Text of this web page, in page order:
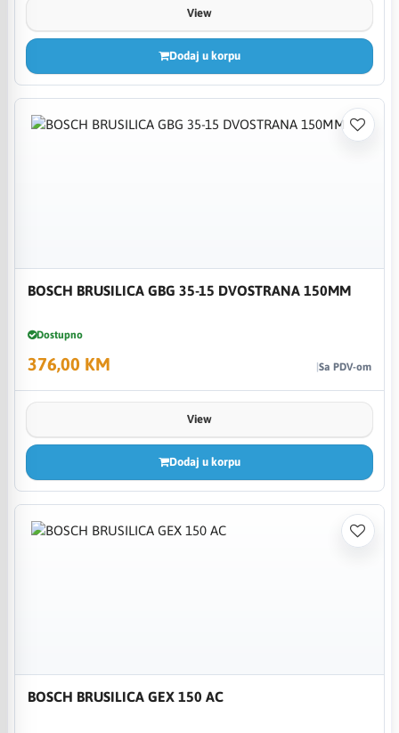
View
Dodaj u korpu
BOSCH BRUSILICA GBG 35-15 DVOSTRANA 150MM
Dostupno
376,00 KM Sa PDV-om
View
Dodaj u korpu
BOSCH BRUSILICA GEX 150 AC